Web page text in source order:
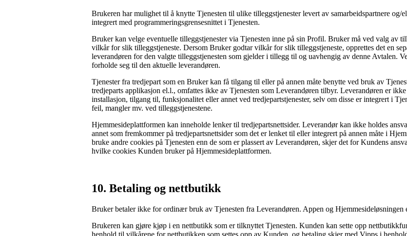
Brukeren har mulighet til å knytte Tjenesten til ulike tilleggstjenester levert av samarbeidspartnere og/
integrert med programmeringsgrensesnittet i Tjenesten.
Bruker kan velge eventuelle tilleggstjenester via Tjenesten inne på sin Profil. Bruker må ved valg av
vilkår for slik tilleggstjeneste. Dersom Bruker godtar vilkår for slik tilleggstjeneste, opprettes det en
leverandøren for den valgte tilleggstjenesten som gjelder i tillegg til og uavhengig av denne Avtalen.
forholde seg til den aktuelle leverandøren.
Tjenester fra tredjepart som en Bruker kan få tilgang til eller på annen måte benytte ved bruk av
tredjeparts applikasjon el.l., omfattes ikke av Tjenesten som Leverandøren tilbyr. Leverandøren er
installasjon, tilgang til, funksjonalitet eller annet ved tredjepartstjenester, selv om disse er integrert i
feil, mangler mv. ved tilleggstjenestene.
Hjemmesideplattformen kan inneholde lenker til tredjepartsnettsider. Leverandør kan ikke holdes
annet som fremkommer på tredjepartsnettsider som det er lenket til eller integrert på annen måte i
bruke andre cookies på Tjenesten enn de som er plassert av Leverandøren, skjer det for Kundens
hvilke cookies Kunden bruker på Hjemmesideplattformen.
10. Betaling og nettbutikk
Bruker betaler ikke for ordinær bruk av Tjenesten fra Leverandøren. Appen og Hjemmesideløsningen
Brukeren kan gjøre kjøp i en nettbutikk som er tilknyttet Tjenesten. Kunden kan sette opp
henhold til vilkårene for nettbutikken som settes opp av Kunden, og betaling skjer med Vipps i